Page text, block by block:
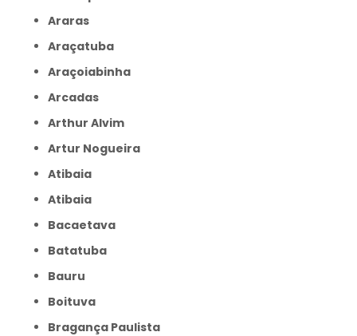
Araras
Araçatuba
Araçoiabinha
Arcadas
Arthur Alvim
Artur Nogueira
Atibaia
Atibaia
Bacaetava
Batatuba
Bauru
Boituva
Bragança Paulista